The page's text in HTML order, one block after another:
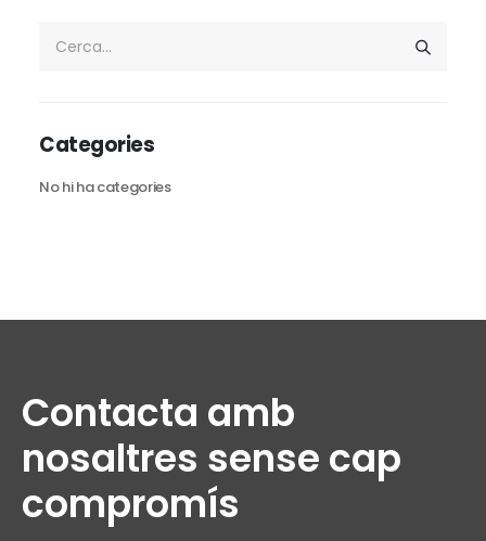
Categories
No hi ha categories
Contacta amb
nosaltres sense cap
compromís